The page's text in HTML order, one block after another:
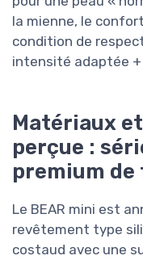
la mienne, le
condition de
intensité adaptée +
Matériaux
perçue :
premium de
Le BEAR mini est
revêtement type
costaud avec une